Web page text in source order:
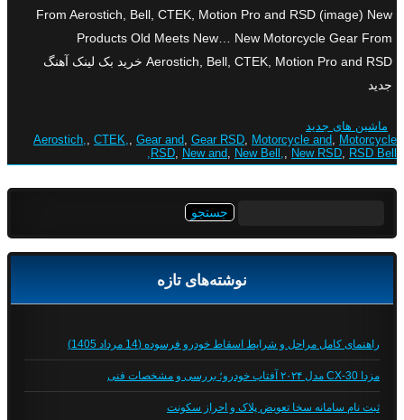
From Aerostich, Bell, CTEK, Motion Pro and RSD (image) New
Products Old Meets New… New Motorcycle Gear From
Aerostich, Bell, CTEK, Motion Pro and RSD خرید بک لینک آهنگ
جدید
ماشین های جدید
Aerostich,, CTEK,, Gear and, Gear RSD, Motorcycle and, Motorcycle
RSD, New and, New Bell,, New RSD, RSD Bell,
نوشته‌های تازه
راهنمای کامل مراحل و شرایط اسقاط خودرو فرسوده (14 مرداد 1405)
مزدا CX-30 مدل ۲۰۲۴ آفتاب خودرو؛ بررسی و مشخصات فنی
ثبت نام سامانه سخا تعویض پلاک و احراز سکونت